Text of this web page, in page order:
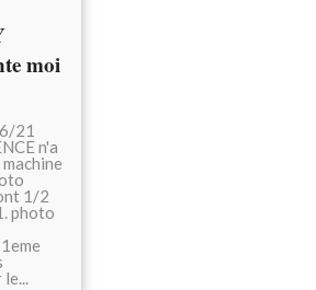
moi
21
n'a
1/2
photo